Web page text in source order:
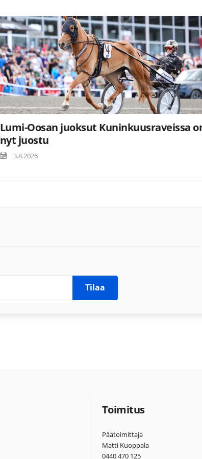
Lumi-Oosan juoksut Kuninkuusraveissa
nyt juostu
3.8.2026
Tilaa
Toimitus
Päätoimittaja
Matti Kuoppala
0440 470 125